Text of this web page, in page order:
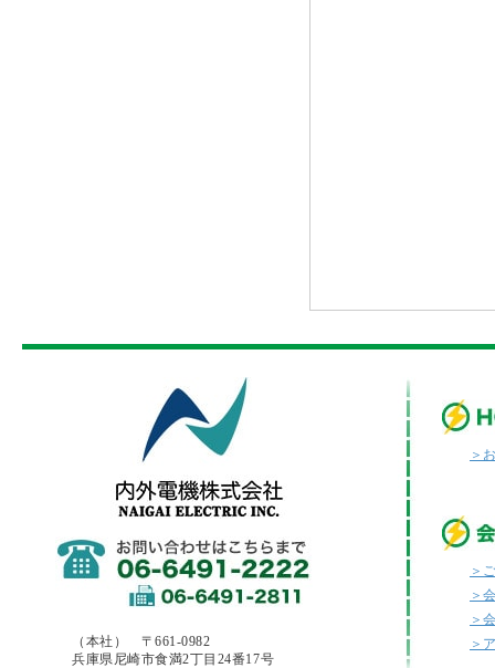
（本社） 〒661-0982
兵庫県尼崎市食満2丁目24番17号
＞
＞
＞
＞
＞